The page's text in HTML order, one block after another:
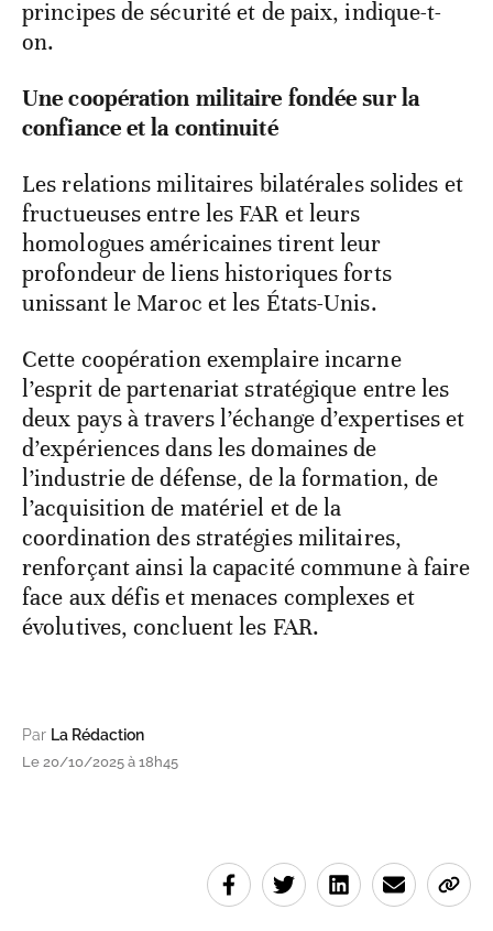
principes de sécurité et de paix, indique-t-
on.
Une coopération militaire fondée sur la
confiance et la continuité
Les relations militaires bilatérales solides et
fructueuses entre les FAR et leurs
homologues américaines tirent leur
profondeur de liens historiques forts
unissant le Maroc et les États-Unis.
Cette coopération exemplaire incarne
l’esprit de partenariat stratégique entre les
deux pays à travers l’échange d’expertises et
d’expériences dans les domaines de
l’industrie de défense, de la formation, de
l’acquisition de matériel et de la
coordination des stratégies militaires,
renforçant ainsi la capacité commune à faire
face aux défis et menaces complexes et
évolutives, concluent les FAR.
Par La Rédaction
Le 20/10/2025 à 18h45